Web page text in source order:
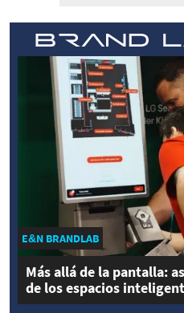
E&N BRANDLAB
Más allá de la pantalla:
de los espacios